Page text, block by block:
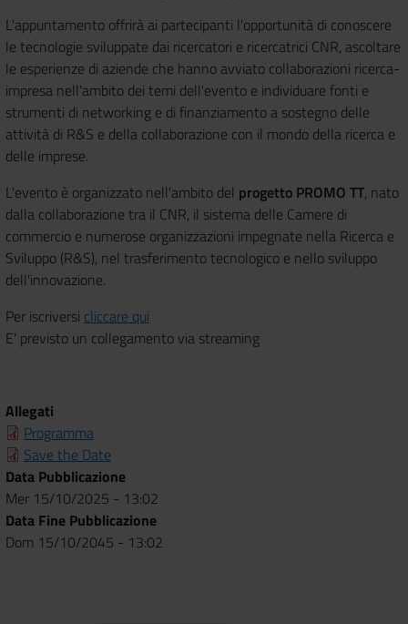
L'appuntamento offrirà ai partecipanti l'opportunità di conoscere
le tecnologie sviluppate dai ricercatori e ricercatrici CNR, ascoltare
le esperienze di aziende che hanno avviato collaborazioni ricerca-
impresa nell'ambito dei temi dell'evento e individuare fonti e
strumenti di networking e di finanziamento a sostegno delle
attività di R&S e della collaborazione con il mondo della ricerca e
delle imprese.
L'evento è organizzato nell'ambito del progetto PROMO TT, nato
dalla collaborazione tra il CNR, il sistema delle Camere di
commercio e numerose organizzazioni impegnate nella Ricerca e
Sviluppo (R&S), nel trasferimento tecnologico e nello sviluppo
dell'innovazione.
Per iscriversi cliccare qui
E' previsto un collegamento via streaming
Allegati
Programma
Save the Date
Data Pubblicazione
Mer 15/10/2025 - 13:02
Data Fine Pubblicazione
Dom 15/10/2045 - 13:02